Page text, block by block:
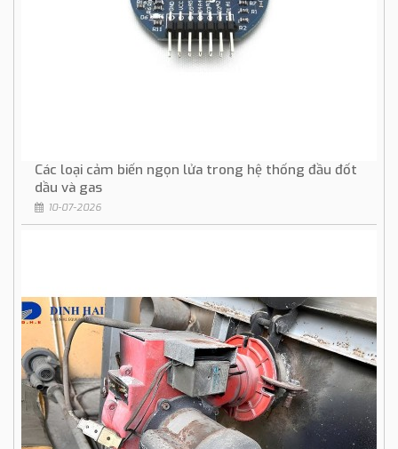
Các loại cảm biến ngọn lửa trong hệ thống đầu đốt
dầu và gas
10-07-2026